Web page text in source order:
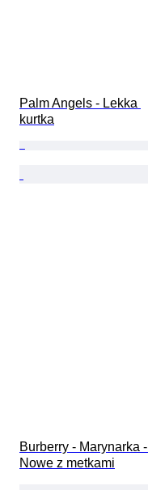
Palm Angels - Lekka
kurtka
Burberry - Marynarka -
Nowe z metkami